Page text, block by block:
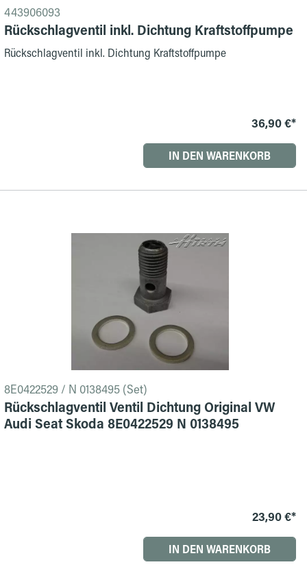
443906093
Rückschlagventil inkl. Dichtung Kraftstoffpumpe
Rückschlagventil inkl. Dichtung Kraftstoffpumpe
36,90 €*
IN DEN WARENKORB
8E0422529 / N 0138495 (Set)
Rückschlagventil Ventil Dichtung Original VW
Audi Seat Skoda 8E0422529 N 0138495
23,90 €*
IN DEN WARENKORB